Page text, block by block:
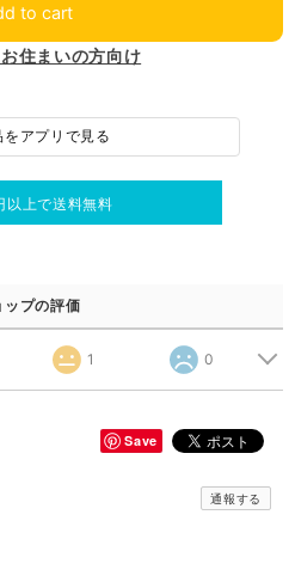
to cart
住まいの方向け
をアプリで見る
以上で送料無料
ップの評価
1 0
Save
通報する